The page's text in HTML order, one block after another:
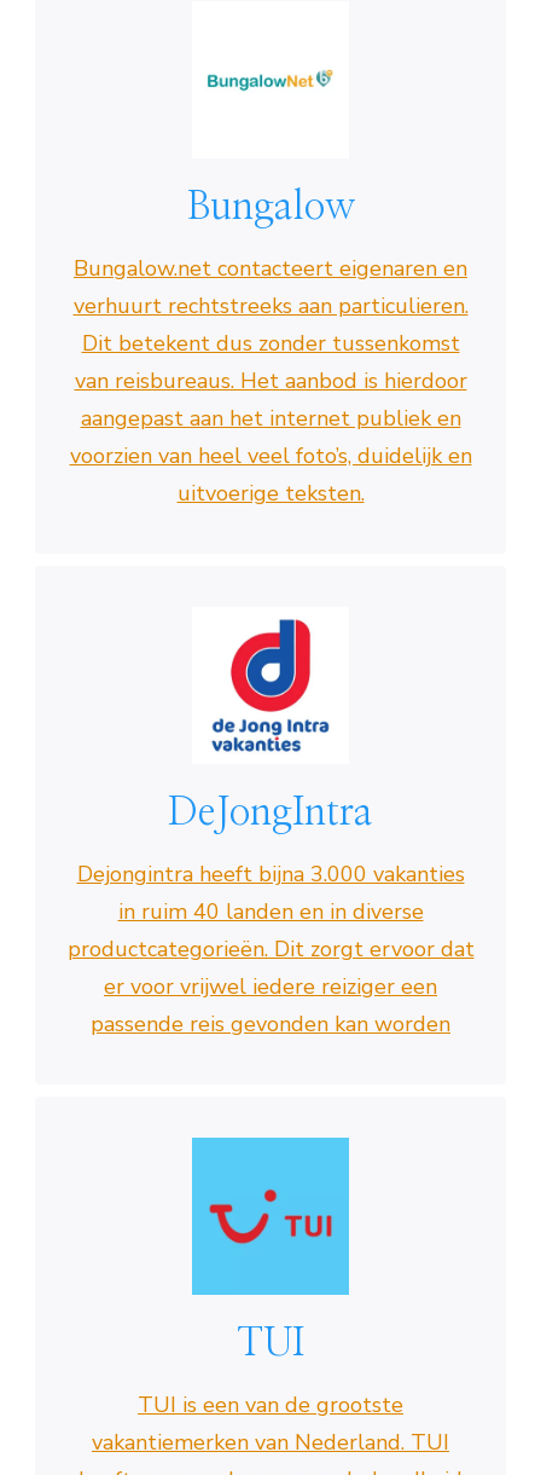
Bungalow
Bungalow.net contacteert eigenaren en
verhuurt rechtstreeks aan particulieren.
Dit betekent dus zonder tussenkomst
van reisbureaus. Het aanbod is hierdoor
aangepast aan het internet publiek en
voorzien van heel veel foto’s, duidelijk en
uitvoerige teksten.
DeJongIntra
Dejongintra heeft bijna 3.000 vakanties
in ruim 40 landen en in diverse
productcategorieën. Dit zorgt ervoor dat
er voor vrijwel iedere reiziger een
passende reis gevonden kan worden
TUI
TUI is een van de grootste
vakantiemerken van Nederland. TUI